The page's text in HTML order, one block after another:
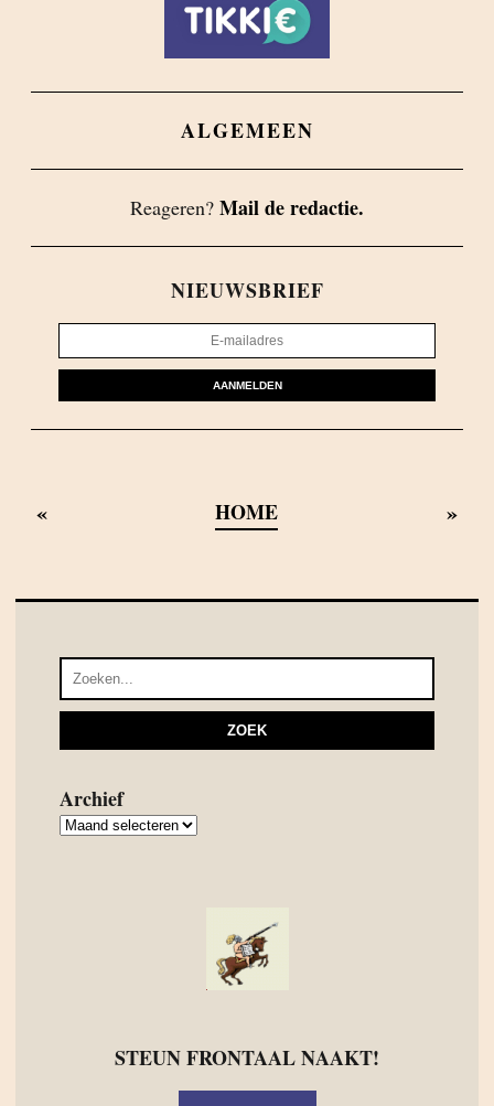
ALGEMEEN
Reageren? Mail de redactie.
NIEUWSBRIEF
AANMELDEN
« HOME »
Archief
Archief
STEUN FRONTAAL NAAKT!